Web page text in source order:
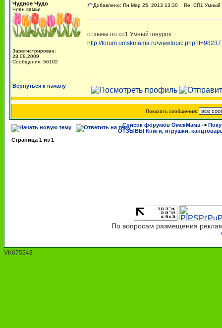
Чудное Чудо
Член семьи
Зарегистрирован:
28.08.2009
Сообщения: 56102
Добавлено: Пн Мар 25, 2013 13:30 Re: СП1 Умный
отзывы по сп1 Умный шнурок
http://forum.omskmama.ru/viewtopic.php?t=98237
Вернуться к началу
Показать сообщения:
Список форумов ОмскМама ->
ОТЗЫВЫ Книги, игрушки,
Страница 1 из 1
По вопросам размещения
VK675543